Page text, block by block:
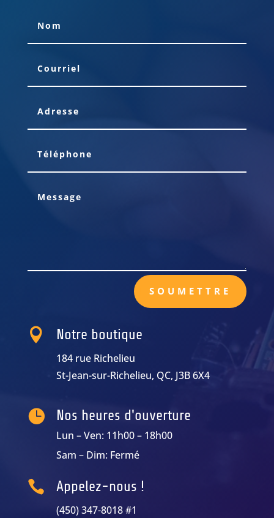
SOUMETTRE
 Notre boutique
184 rue Richelieu
St-Jean-sur-Richelieu, QC, J3B 6X4
 Nos heures d'ouverture
Lun – Ven: 11h00 – 18h00
Sam – Dim: Fermé
 Appelez-nous !
(450) 347-8018 #1